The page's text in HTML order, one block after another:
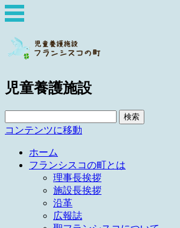
児童養護施設
索:
コンテンツに移動
ホーム
フランシスコの町とは
理事長挨拶
施設長挨拶
沿革
広報誌